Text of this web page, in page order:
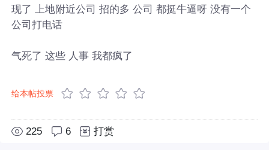
现了 上地附近公司 招的多 公司 都挺牛逼呀 没有一个
公司打电话
气死了 这些 人事 我都疯了
给本帖投票
225 6 打赏